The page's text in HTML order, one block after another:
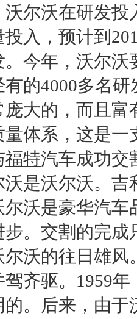
沃尔沃在研发投
入，预计到
今年， 沃尔沃
的4000多名研
庞大的，而且
体系，这是
福特汽车成功交
沃是沃尔沃。 吉
尔沃是豪华汽车
。交割的完
尔沃的往日雄风
驾齐驱。1959年
。后来，由于